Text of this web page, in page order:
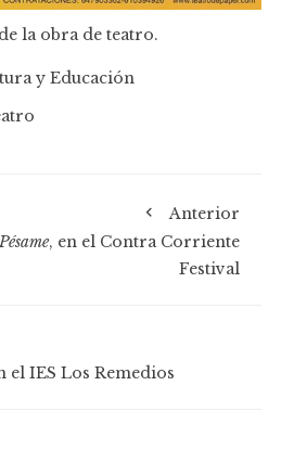
la obra de teatro.
y Educación
Anterior
Pésame, en el Contra Corriente
Festival
el IES Los Remedios